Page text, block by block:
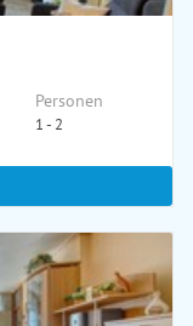
Personen
1 - 2